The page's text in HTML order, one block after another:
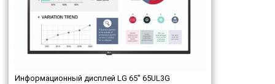
Информационный дисплей LG 65" 65UL3G